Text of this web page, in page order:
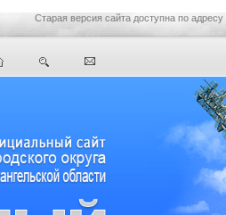
Старая версия сайта доступна по адресу